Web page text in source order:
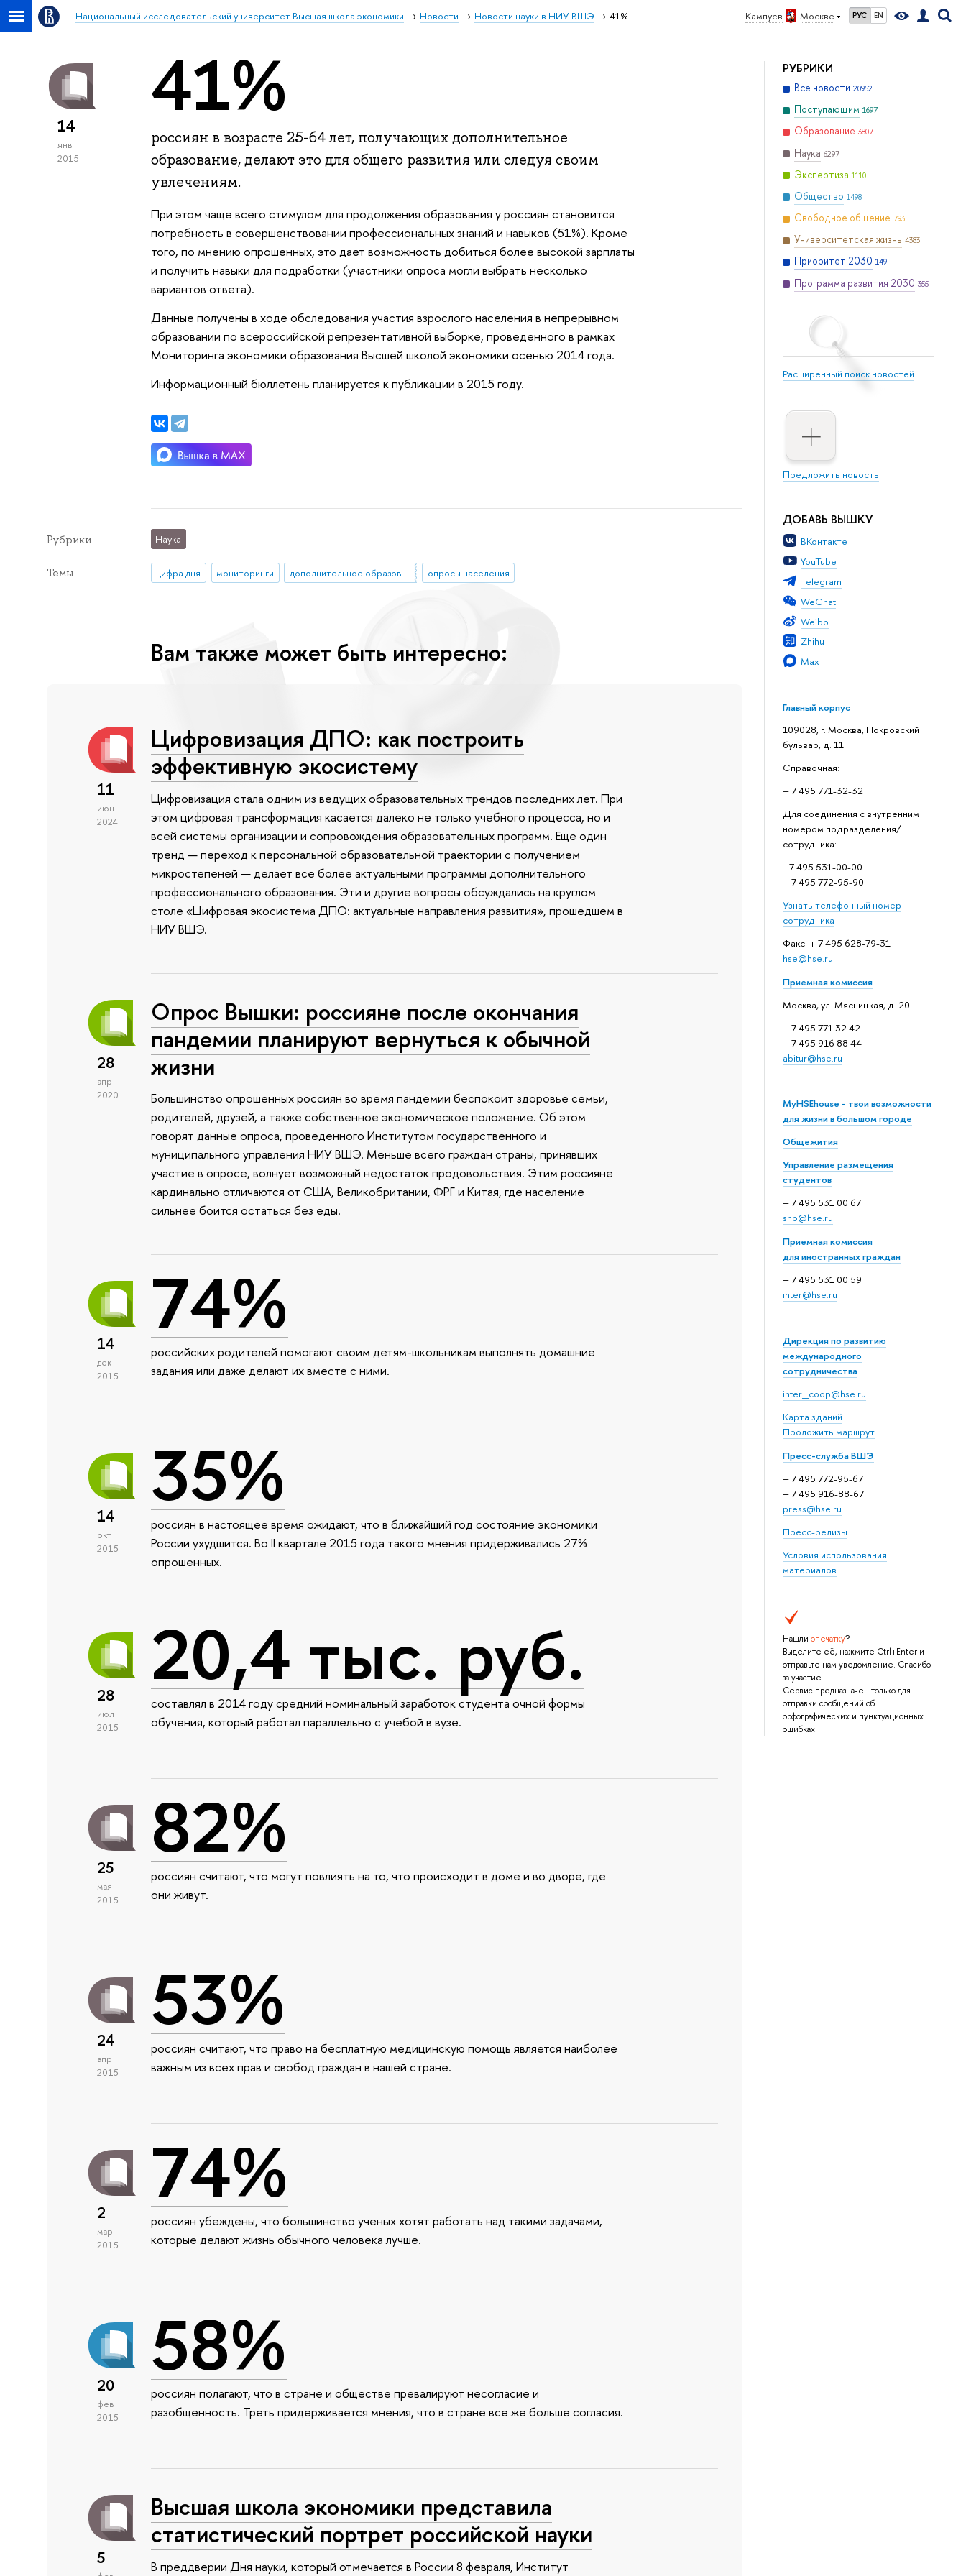
Кампус в Москве РУС EN
Национальный исследовательский университет Высшая школа экономики Новости Новости науки в НИУ ВШЭ 41%
РУБРИКИ
Все новости 20952
Поступающим 1697
Образование 3807
Наука 6297
Экспертиза 1110
Общество 1498
Свободное общение 793
Университетская жизнь 4383
Приоритет 2030 149
Программа развития 2030 355
Расширенный поиск новостей
Предложить новость
ДОБАВЬ ВЫШКУ
ВКонтакте
YouTube
Telegram
WeChat
Weibo
Zhihu
Max
Главный корпус
109028, г. Москва, Покровский
бульвар, д. 11
Справочная:
+ 7 495 771-32-32
Для соединения с внутренним
номером подразделения/
сотрудника:
+7 495 531-00-00
+ 7 495 772-95-90
Узнать телефонный номер
сотрудника
Факс: + 7 495 628-79-31
hse@hse.ru
Приемная комиссия
Москва, ул. Мясницкая, д. 20
+ 7 495 771 32 42
+ 7 495 916 88 44
abitur@hse.ru
MyHSEhouse - твои возможности
для жизни в большом городе
Общежития
Управление размещения
студентов
+ 7 495 531 00 67
sho@hse.ru
Приемная комиссия
для иностранных граждан
+ 7 495 531 00 59
inter@hse.ru
Дирекция по развитию
международного
сотрудничества
inter_coop@hse.ru
Карта зданий
Проложить маршрут
Пресс-служба ВШЭ
+ 7 495 772-95-67
+ 7 495 916-88-67
press@hse.ru
Пресс-релизы
Условия использования
материалов
Нашли опечатку?
Выделите её, нажмите Ctrl+Enter и
отправьте нам уведомление. Спасибо
за участие!
Сервис предназначен только для
отправки сообщений об
орфографических и пунктуационных
ошибках.
14
янв
2015
41%
россиян в возрасте 25-64 лет, получающих дополнительное
образование, делают это для общего развития или следуя своим
увлечениям.
При этом чаще всего стимулом для продолжения образования у россиян становится
потребность в совершенствовании профессиональных знаний и навыков (51%). Кроме
того, по мнению опрошенных, это дает возможность добиться более высокой зарплаты
и получить навыки для подработки (участники опроса могли выбрать несколько
вариантов ответа).
Данные получены в ходе обследования участия взрослого населения в непрерывном
образовании по всероссийской репрезентативной выборке, проведенного в рамках
Мониторинга экономики образования Высшей школой экономики осенью 2014 года.
Информационный бюллетень планируется к публикации в 2015 году.
Рубрики Наука
Темы цифра дня мониторинги дополнительное образование опросы населения
Вам также может быть интересно:
11
июн
2024
Цифровизация ДПО: как построить
эффективную экосистему
Цифровизация стала одним из ведущих образовательных трендов последних лет. При
этом цифровая трансформация касается далеко не только учебного процесса, но и
всей системы организации и сопровождения образовательных программ. Еще один
тренд — переход к персональной образовательной траектории с получением
микростепеней — делает все более актуальными программы дополнительного
профессионального образования. Эти и другие вопросы обсуждались на круглом
столе «Цифровая экосистема ДПО: актуальные направления развития», прошедшем в
НИУ ВШЭ.
28
апр
2020
Опрос Вышки: россияне после окончания
пандемии планируют вернуться к обычной
жизни
Большинство опрошенных россиян во время пандемии беспокоит здоровье семьи,
родителей, друзей, а также собственное экономическое положение. Об этом
говорят данные опроса, проведенного Институтом государственного и
муниципального управления НИУ ВШЭ. Меньше всего граждан страны, принявших
участие в опросе, волнует возможный недостаток продовольствия. Этим россияне
кардинально отличаются от США, Великобритании, ФРГ и Китая, где население
сильнее боится остаться без еды.
14
дек
2015
74%
российских родителей помогают своим детям-школьникам выполнять домашние
задания или даже делают их вместе с ними.
14
окт
2015
35%
россиян в настоящее время ожидают, что в ближайший год состояние экономики
России ухудшится. Во II квартале 2015 года такого мнения придерживались 27%
опрошенных.
28
июл
2015
20,4 тыс. руб.
составлял в 2014 году средний номинальный заработок студента очной формы
обучения, который работал параллельно с учебой в вузе.
25
мая
2015
82%
россиян считают, что могут повлиять на то, что происходит в доме и во дворе, где
они живут.
24
апр
2015
53%
россиян считают, что право на бесплатную медицинскую помощь является наиболее
важным из всех прав и свобод граждан в нашей стране.
2
мар
2015
74%
россиян убеждены, что большинство ученых хотят работать над такими задачами,
которые делают жизнь обычного человека лучше.
20
фев
2015
58%
россиян полагают, что в стране и обществе превалируют несогласие и
разобщенность. Треть придерживается мнения, что в стране все же больше согласия.
5
Высшая школа экономики представила
статистический портрет российской науки
В преддверии Дня науки, который отмечается в России 8 февраля, Институт